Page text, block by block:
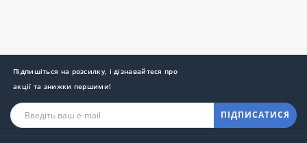
Підпишіться на розсилку, і дізнавайтеся про
акції та знижки першими!
ПІДПИСАТИСЯ